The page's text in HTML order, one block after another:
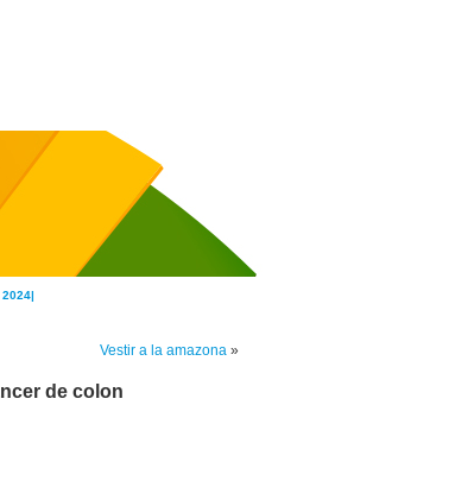
2024|
Vestir a la amazona »
de colon